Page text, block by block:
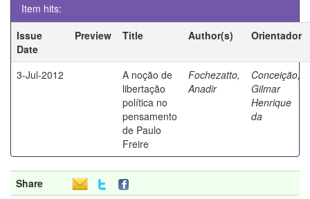
Item hits:
Issue
Date
Preview Title Author(s) Orientador
3-Jul-2012
A noção de
libertação
política no
pensamento
de Paulo
Freire
Fochezatto,
Anadir
Conceição,
Gilmar
Henrique
da
Share